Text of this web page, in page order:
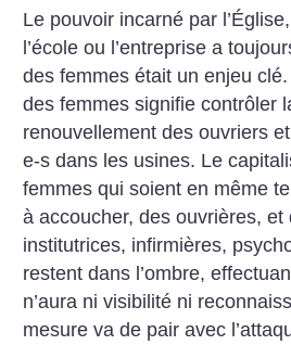
Le pouvoir incarné par
l’école ou l’entreprise a
des femmes était un enjeu
des femmes signifie contrôler
renouvellement des ouvriers
e-s dans les usines. Le
femmes qui soient en même
à accoucher, des ouvrières, et
institutrices, infirmières,
restent dans l’ombre,
n’aura ni visibilité ni
mesure va de pair avec